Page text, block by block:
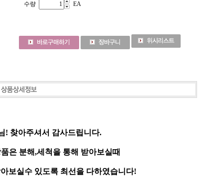
수량 EA
! 찾아주셔서 감사드립니다.
은 분해,세척을 통해 받아보실때
보실수 있도록 최선을 다하였습니다!